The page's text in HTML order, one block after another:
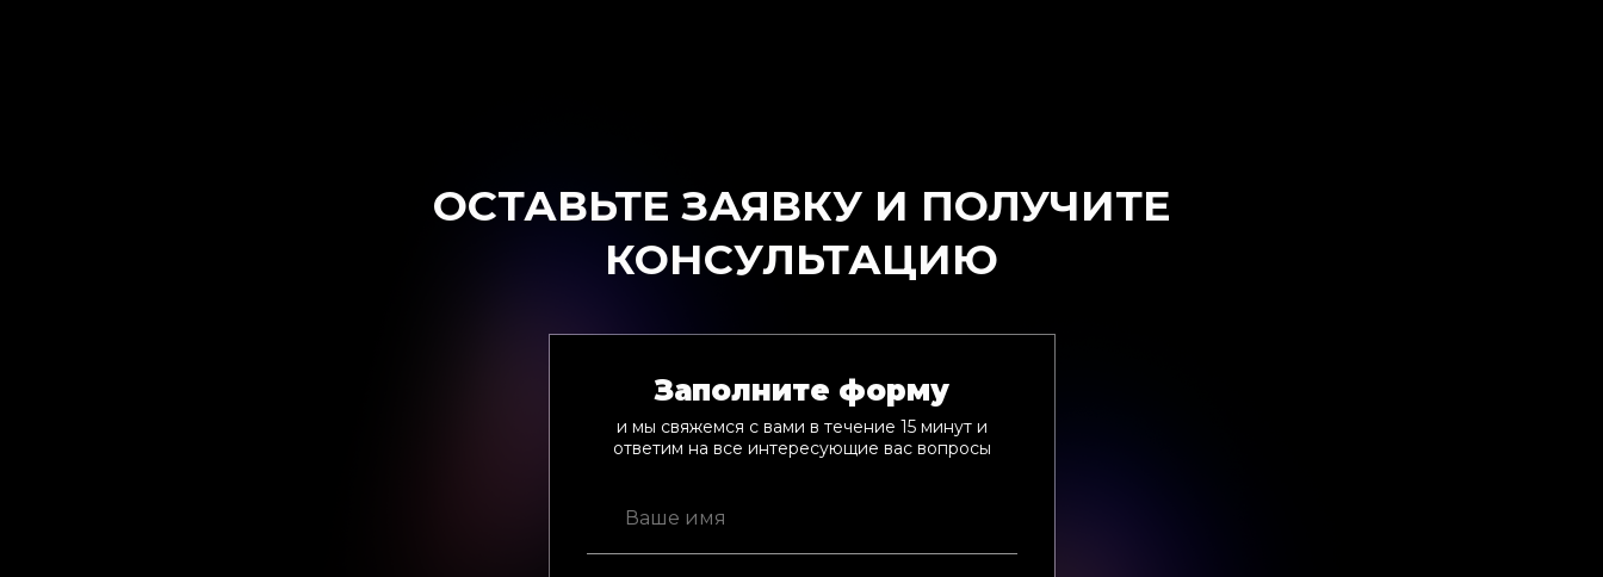
ОСТАВЬТЕ ЗАЯВКУ И ПОЛУЧИТЕ
КОНСУЛЬТАЦИЮ
Заполните форму
и мы свяжемся с вами в течение 15 минут и
ответим на все интересующие вас вопросы